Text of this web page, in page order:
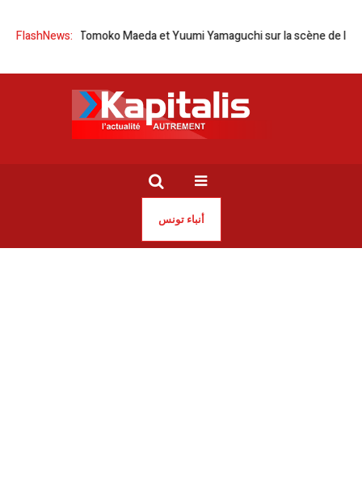
FlashNews:
Japon | Tomoko Maeda et Yuumi Yamaguchi sur la scène de l’Opéra
أنباء تونس